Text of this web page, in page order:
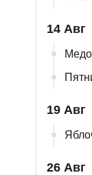
14 Авг
19 Авг
26 Авг